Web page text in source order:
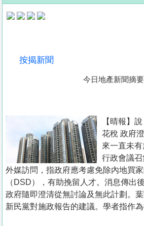
地
產
手
冊
關
於
按揭新聞
今日地產新聞摘要
【晴報】
花稅 政府
來一直未有
行政會議
外媒訪問，指政府應考慮免除內地買家
（DSD），有助挽留人才。消息傳出
政府隨即澄清從無討論及無此計劃。
新民黨對施政報告的建議。學者指作為